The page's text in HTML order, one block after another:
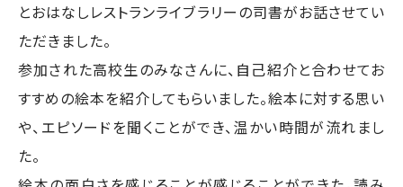
とおはなしレストランライブラリーの司書がお話させてい
ただきました。
参加された高校生のみなさんに、自己紹介と合わせてお
すすめの絵本を紹介してもらいました。絵本に対する思い
や、エピソードを聞くことができ、温かい時間が流れまし
た。